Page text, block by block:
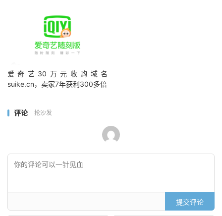
爱奇艺30万元收购域名
suike.cn，卖家7年获利300多倍
评论 抢沙发
提交评论